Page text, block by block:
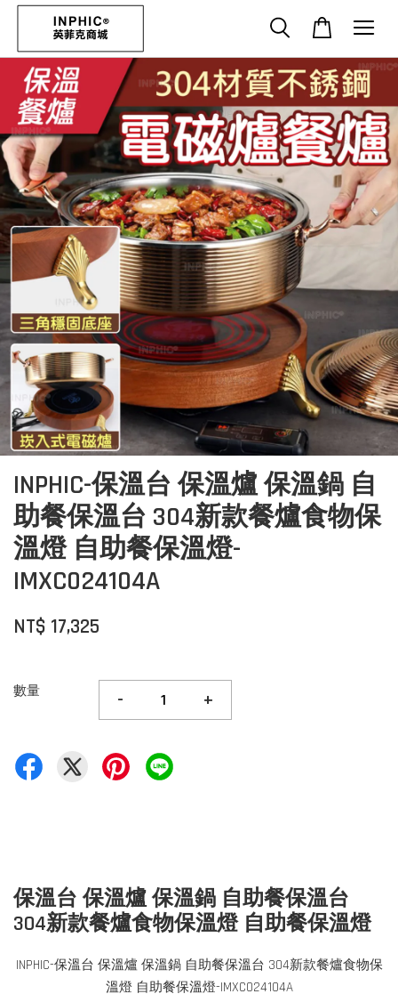
INPHIC-保溫台 保溫爐 保溫鍋 自
助餐保溫台 304新款餐爐食物保
溫燈 自助餐保溫燈-
IMXC024104A
NT$ 17,325
數量 - +
保溫台 保溫爐 保溫鍋 自助餐保溫台
304新款餐爐食物保溫燈 自助餐保溫燈
INPHIC-保溫台 保溫爐 保溫鍋 自助餐保溫台 304新款餐爐食物保
溫燈 自助餐保溫燈-IMXC024104A